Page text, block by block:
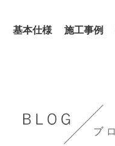
基本仕様 施工事例